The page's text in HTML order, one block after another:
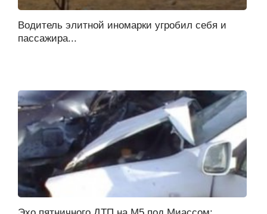
Водитель элитной иномарки угробил себя и
пассажира...